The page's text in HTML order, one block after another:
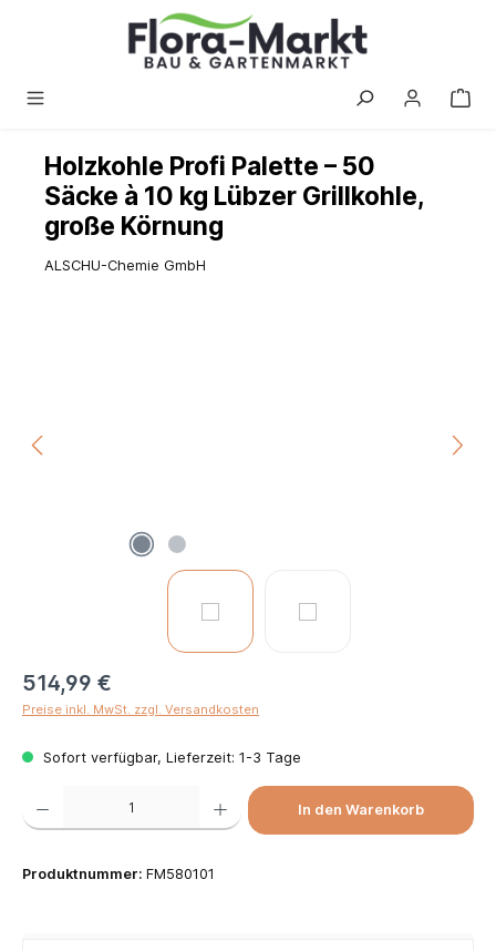
Holzkohle Profi Palette – 50
Säcke à 10 kg Lübzer Grillkohle,
große Körnung
ALSCHU-Chemie GmbH
514,99 €
Preise inkl. MwSt. zzgl. Versandkosten
Sofort verfügbar, Lieferzeit: 1-3 Tage
Produkt Anzahl: Gib den gewünschten Wert ein oder benutze die Schaltflächen um die
In den Warenkorb
Produktnummer: FM580101